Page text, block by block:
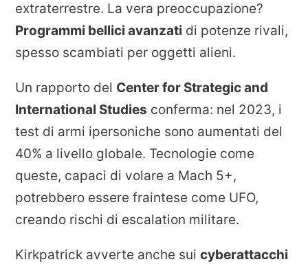
extraterrestre. La vera preoccupazione?
Programmi bellici avanzati di potenze rivali,
spesso scambiati per oggetti alieni.
Un rapporto del Center for Strategic and
International Studies conferma: nel 2023, i
test di armi ipersoniche sono aumentati del
40% a livello globale. Tecnologie come
queste, capaci di volare a Mach 5+,
potrebbero essere fraintese come UFO,
creando rischi di escalation militare.
Kirkpatrick avverte anche sui cyberattacchi